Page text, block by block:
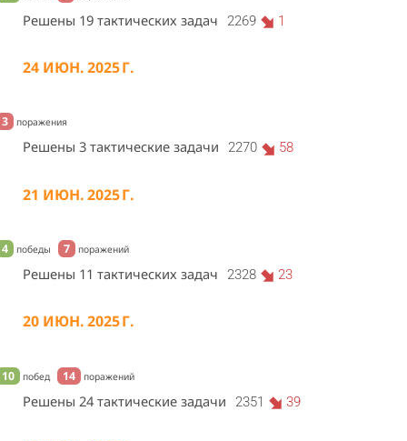
Решены 19 тактических задач 2269 1
24 ИЮН. 2025 Г.
3 поражения
Решены 3 тактические задачи 2270 58
21 ИЮН. 2025 Г.
4 победы 7 поражений
Решены 11 тактических задач 2328 23
20 ИЮН. 2025 Г.
10 побед 14 поражений
Решены 24 тактические задачи 2351 39